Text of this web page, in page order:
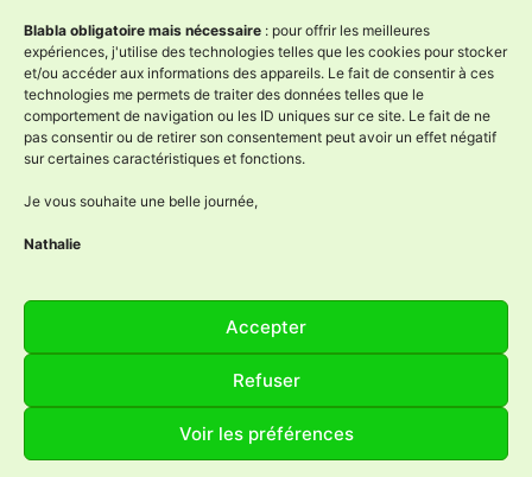
Blabla obligatoire mais nécessaire : pour offrir les meilleures
expériences, j'utilise des technologies telles que les cookies pour stocker
et/ou accéder aux informations des appareils. Le fait de consentir à ces
technologies me permets de traiter des données telles que le
comportement de navigation ou les ID uniques sur ce site. Le fait de ne
pas consentir ou de retirer son consentement peut avoir un effet négatif
sur certaines caractéristiques et fonctions.
Je vous souhaite une belle journée,
Nathalie
Accepter
Refuser
Voir les préférences
Avis Google
L'Âne à Nath
4.9
Basé sur 59 avis
powered byG oogle
évaluez-nous sur
Réseaux sociaux
Facebook
Instagram
YouTubeLinkedIn
© 2026 L'Âne à Nath - Ânière & savonnière• Construit